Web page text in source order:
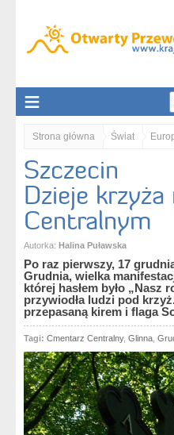
Strona główna Świat
zachodniopomorskie
Szczecin. Dzieje krzyża na
Szczecin
Dzieje
Centralnym
Autorka: Halina Puławska
Po raz pierwszy, 17
Grudnia, wielka
której hasłem było „Nasz
przywiodła ludzi pod
przepasaną kirem i flaga
Tagi: Cmentarz Centralny, Glinna